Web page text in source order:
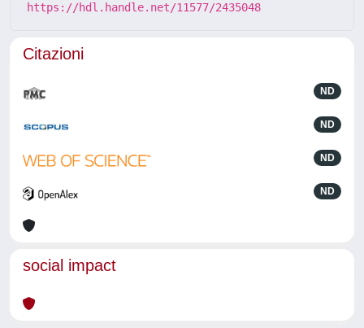
https://hdl.handle.net/11577/2435048
Citazioni
ND
ND
ND
ND
social impact